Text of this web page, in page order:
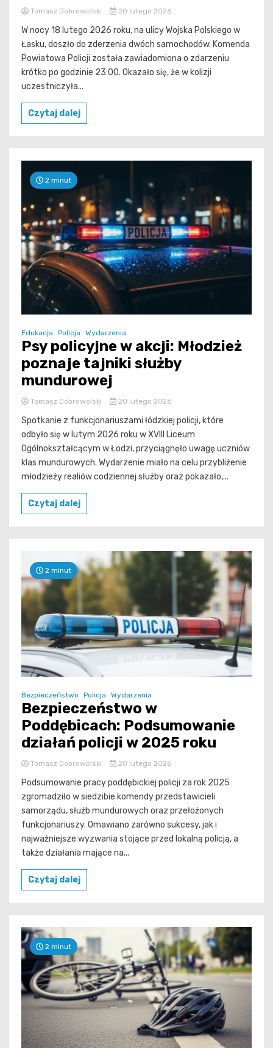
Tomasz Dobrowolski 20 lutego 2026
W nocy 18 lutego 2026 roku, na ulicy Wojska Polskiego w
Łasku, doszło do zderzenia dwóch samochodów. Komenda
Powiatowa Policji została zawiadomiona o zdarzeniu
krótko po godzinie 23:00. Okazało się, że w kolizji
uczestniczyła...
Czytaj dalej
2 minut
Edukacja Policja Wydarzenia
Psy policyjne w akcji: Młodzież
poznaje tajniki służby
mundurowej
Tomasz Dobrowolski 20 lutego 2026
Spotkanie z funkcjonariuszami łódzkiej policji, które
odbyło się w lutym 2026 roku w XVIII Liceum
Ogólnokształcącym w Łodzi, przyciągnęło uwagę uczniów
klas mundurowych. Wydarzenie miało na celu przybliżenie
młodzieży realiów codziennej służby oraz pokazało,...
Czytaj dalej
2 minut
Bezpieczeństwo Policja Wydarzenia
Bezpieczeństwo w
Poddębicach: Podsumowanie
działań policji w 2025 roku
Tomasz Dobrowolski 20 lutego 2026
Podsumowanie pracy poddębickiej policji za rok 2025
zgromadziło w siedzibie komendy przedstawicieli
samorządu, służb mundurowych oraz przełożonych
funkcjonariuszy. Omawiano zarówno sukcesy, jak i
najważniejsze wyzwania stojące przed lokalną policją, a
także działania mające na...
Czytaj dalej
2 minut